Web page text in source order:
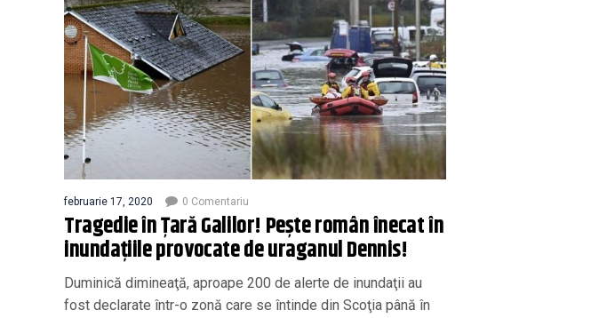
februarie 17, 2020 0 Comentariu
Tragedie în Țară Galilor! Pește român înecat în
inundațiile provocate de uraganul Dennis!
Duminică dimineaţă, aproape 200 de alerte de inundaţii au
fost declarate într-o zonă care se întinde din Scoţia până în